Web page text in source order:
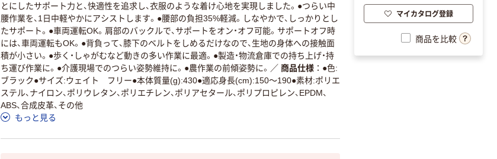
とにしたサポート力と、快適性を追求し、衣服のような着け心地を実現しました。●つらい中
腰作業を、1日中軽やかにアシストします。●腰部の負担35%軽減。しなやかで、しっかりとし
たサポート。●車両運転OK。肩部のバックルで、サポートをオン・オフ可能。サポートオフ時
には、車両運転もOK。●背負って、膝下のベルトをしめるだけなので、生地の身体への接触面
積が小さい。●歩く・しゃがむなど動きの多い作業に最適。●製造・物流倉庫での持ち上げ・持
ち運び作業に。●介護現場でのつらい姿勢維持に。●農作業の前傾姿勢に。 ／ 商品仕様
●色:
ブラック●サイズ:ウェイト フリー●本体質量(g):430●適応身長(cm):150～190●素材:ポリエ
ステル、ナイロン、ポリウレタン、ポリエチレン、ポリアセタール、ポリプロピレン、EPDM、
ABS、合成皮革、その他
もっと見る
マイカタログ登録
商品を比較